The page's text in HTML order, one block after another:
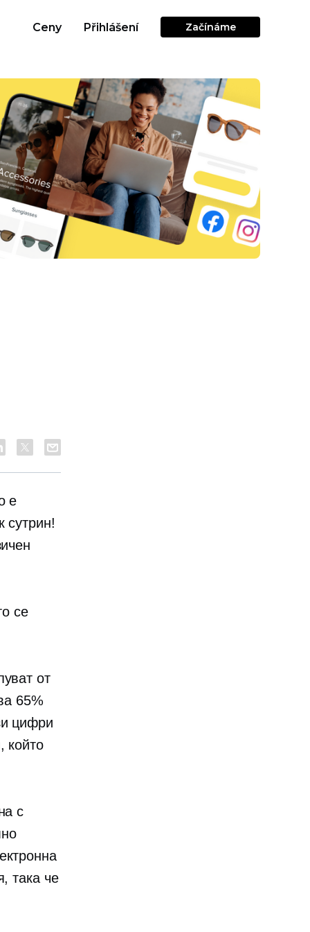
Ceny Přihlášení Začínáme
е
сутрин!
се
от
65%
цифри
който
с
така че